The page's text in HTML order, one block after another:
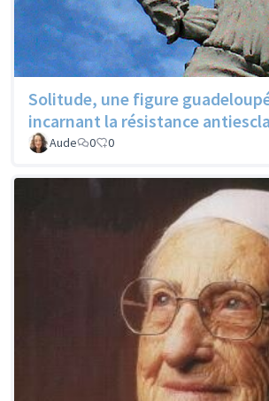
Solitude, une figure
incarnant la résistance
Aude 0 0